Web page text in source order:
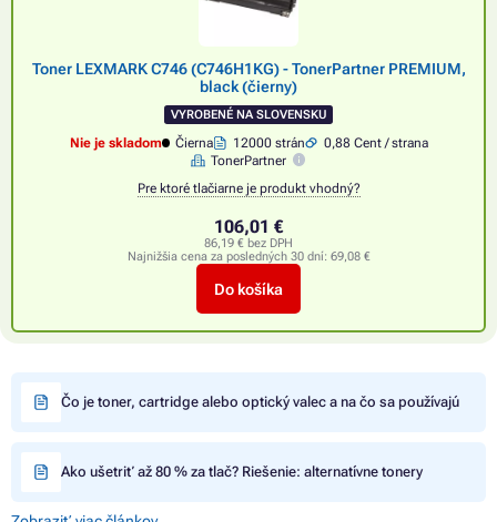
Toner LEXMARK C746 (C746H1KG) - TonerPartner PREMIUM,
black (čierny)
VYROBENÉ NA SLOVENSKU
Nie je skladom Čierna 12000 strán
0,88 Cent / strana
TonerPartner
Pre ktoré tlačiarne je produkt vhodný?
106,01 €
86,19 € bez DPH
Najnižšia cena za posledných 30 dní: 69,08 €
Do košíka
Čo je toner, cartridge alebo optický valec a na čo sa používajú
Ako ušetriť až 80 % za tlač? Riešenie: alternatívne tonery